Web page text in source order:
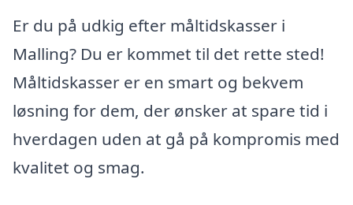
Er du på udkig efter måltidskasser i
Malling? Du er kommet til det rette sted!
Måltidskasser er en smart og bekvem
løsning for dem, der ønsker at spare tid i
hverdagen uden at gå på kompromis med
kvalitet og smag.